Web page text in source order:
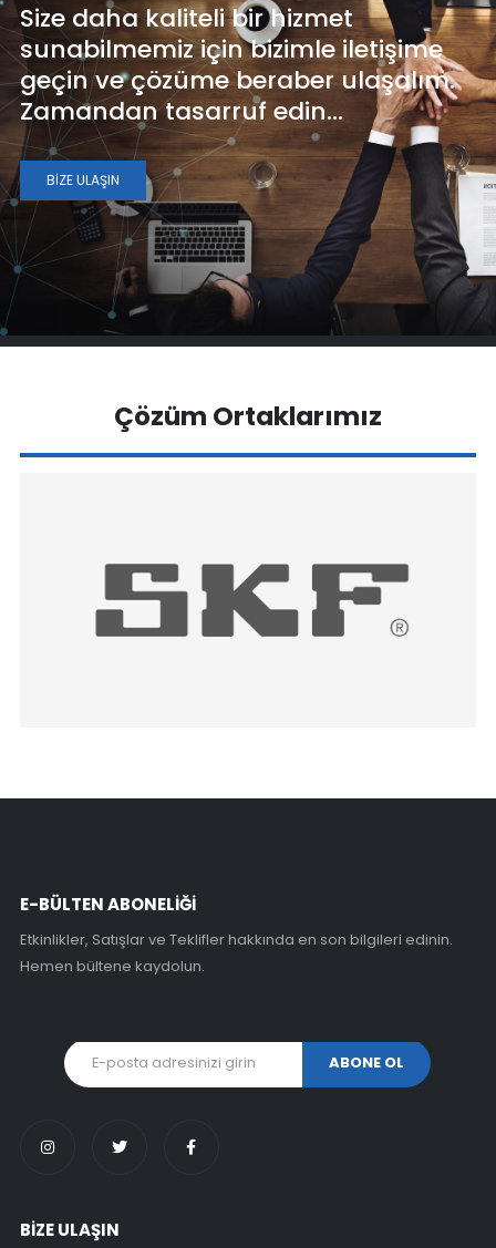
Size daha kaliteli bir hizmet
sunabilmemiz için bizimle iletişime
geçin ve çözüme beraber ulaşalım.
Zamandan tasarruf edin…
BİZE ULAŞIN
Çözüm Ortaklarımız
E-BÜLTEN ABONELİĞİ
Etkinlikler, Satışlar ve Teklifler hakkında en son bilgileri edinin.
Hemen bültene kaydolun.
BİZE ULAŞIN